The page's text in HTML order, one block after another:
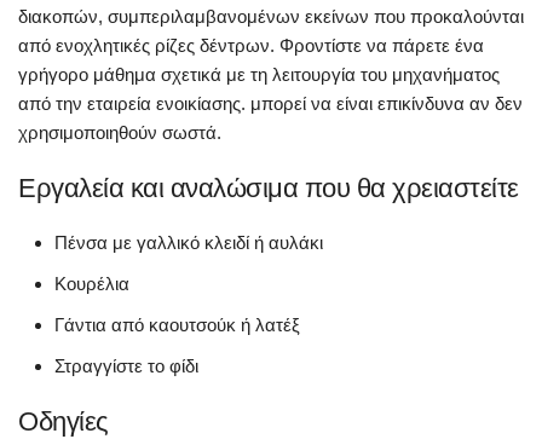
διακοπών, συμπεριλαμβανομένων εκείνων που προκαλούνται
από ενοχλητικές ρίζες δέντρων. Φροντίστε να πάρετε ένα
γρήγορο μάθημα σχετικά με τη λειτουργία του μηχανήματος
από την εταιρεία ενοικίασης. μπορεί να είναι επικίνδυνα αν δεν
χρησιμοποιηθούν σωστά.
Εργαλεία και αναλώσιμα που θα χρειαστείτε
Πένσα με γαλλικό κλειδί ή αυλάκι
Κουρέλια
Γάντια από καουτσούκ ή λατέξ
Στραγγίστε το φίδι
Οδηγίες